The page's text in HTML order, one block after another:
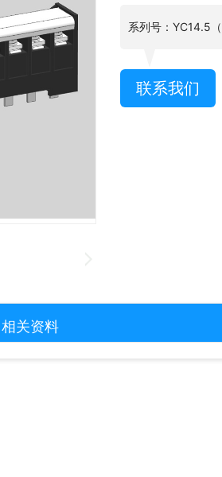
系列号：YC14.5
联系我们
相关资料